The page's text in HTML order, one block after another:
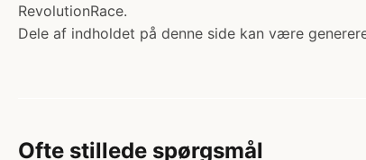
RevolutionRace.
Dele af indholdet på denne side kan være
Ofte stillede spørgsmål